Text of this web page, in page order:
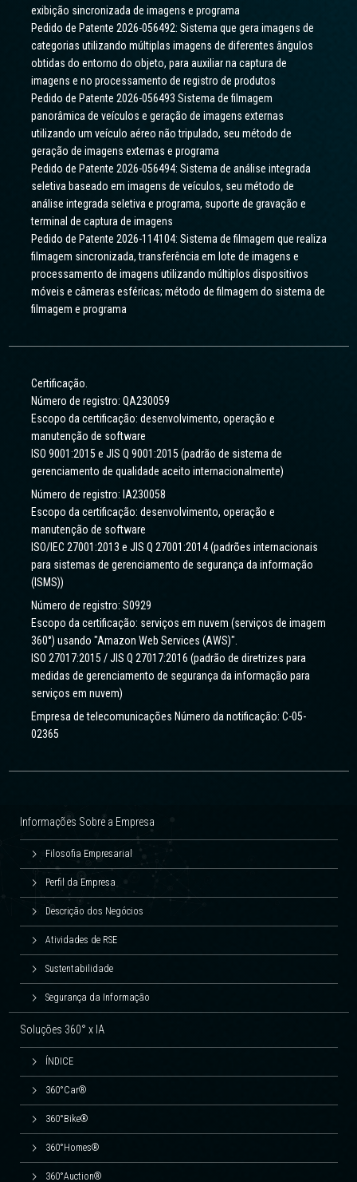
exibição sincronizada de imagens e programa
Pedido de Patente 2026-056492: Sistema que gera imagens de
categorias utilizando múltiplas imagens de diferentes ângulos
obtidas do entorno do objeto, para auxiliar na captura de
imagens e no processamento de registro de produtos
Pedido de Patente 2026-056493 Sistema de filmagem
panorâmica de veículos e geração de imagens externas
utilizando um veículo aéreo não tripulado, seu método de
geração de imagens externas e programa
Pedido de Patente 2026-056494: Sistema de análise integrada
seletiva baseado em imagens de veículos, seu método de
análise integrada seletiva e programa, suporte de gravação e
terminal de captura de imagens
Pedido de Patente 2026-114104: Sistema de filmagem que realiza
filmagem sincronizada, transferência em lote de imagens e
processamento de imagens utilizando múltiplos dispositivos
móveis e câmeras esféricas; método de filmagem do sistema de
filmagem e programa
Certificação.
Número de registro: QA230059
Escopo da certificação: desenvolvimento, operação e
manutenção de software
ISO 9001:2015 e JIS Q 9001:2015 (padrão de sistema de
gerenciamento de qualidade aceito internacionalmente)
Número de registro: IA230058
Escopo da certificação: desenvolvimento, operação e
manutenção de software
ISO/IEC 27001:2013 e JIS Q 27001:2014 (padrões internacionais
para sistemas de gerenciamento de segurança da informação
(ISMS))
Número de registro: S0929
Escopo da certificação: serviços em nuvem (serviços de imagem
360°) usando "Amazon Web Services (AWS)".
ISO 27017:2015 / JIS Q 27017:2016 (padrão de diretrizes para
medidas de gerenciamento de segurança da informação para
serviços em nuvem)
Empresa de telecomunicações Número da notificação: C-05-
02365
Informações Sobre a Empresa
Filosofia Empresarial
Perfil da Empresa
Descrição dos Negócios
Atividades de RSE
Sustentabilidade
Segurança da Informação
Soluções 360° x IA
ÍNDICE
360°Car®
360°Bike®
360°Homes®
360°Auction®